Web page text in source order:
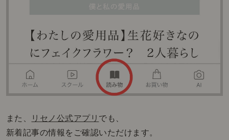
また、 リセノ公式アプリ でも、
新着記事の情報をご確認いただけます。